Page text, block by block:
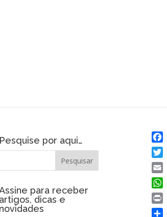
Pesquise por aqui…
para receber
artigos, dicas e
novidades
Print